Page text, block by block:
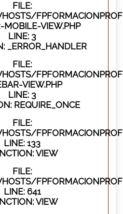
FILE:
MOBILE-VIEW.PHP
LINE: 3
_ERROR_HANDLER
FILE:
VIEW.PHP
LINE: 3
REQUIRE_ONCE
FILE:
LINE: 133
VIEW
FILE:
LINE: 641
VIEW